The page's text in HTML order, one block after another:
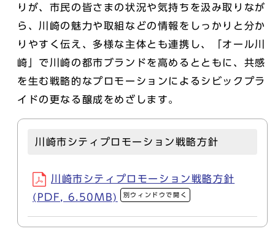
りが、市民の皆さまの状況や気持ちを汲み取りなが
ら、川崎の魅力や取組などの情報をしっかりと分か
りやすく伝え、多様な主体とも連携し、「オール川
崎」で川崎の都市ブランドを高めるとともに、共感
を生む戦略的なプロモーションによるシビックプラ
イドの更なる醸成をめざします。
川崎市シティプロモーション戦略方針
川崎市シティプロモーション戦略方針
(PDF, 6.50MB)
別ウィンドウで開く